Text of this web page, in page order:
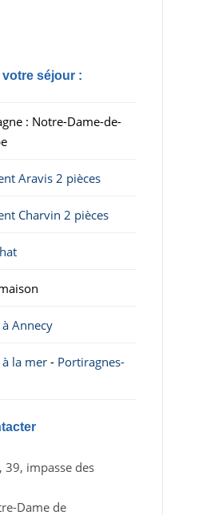
votre séjour :
: Notre-Dame-de-
Aravis 2 pièces
Charvin 2 pièces
Annecy
la mer- Portiragnes-
39, impasse des
Dame de